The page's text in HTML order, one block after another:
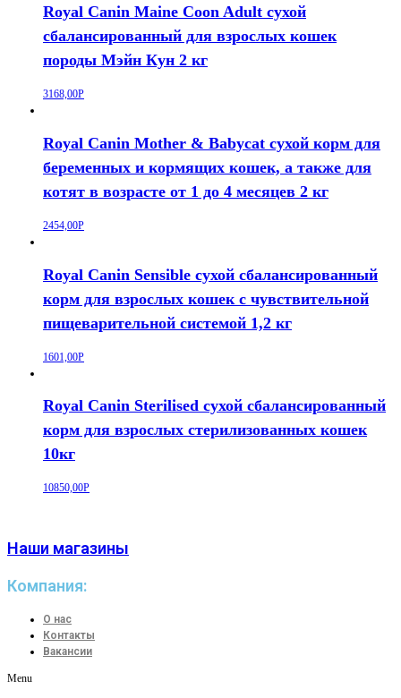
Royal Canin Maine Coon Adult сухой
сбалансированный для взрослых кошек
породы Мэйн Кун 2 кг
3168,00Р
Royal Canin Mother & Babycat сухой корм для
беременных и кормящих кошек, а также для
котят в возрасте от 1 до 4 месяцев 2 кг
2454,00Р
Royal Canin Sensible сухой сбалансированный
корм для взрослых кошек с чувствительной
пищеварительной системой 1,2 кг
1601,00Р
Royal Canin Sterilised сухой сбалансированный
корм для взрослых стерилизованных кошек
10кг
10850,00Р
Наши магазины
Компания:
О нас
Контакты
Вакансии
Menu